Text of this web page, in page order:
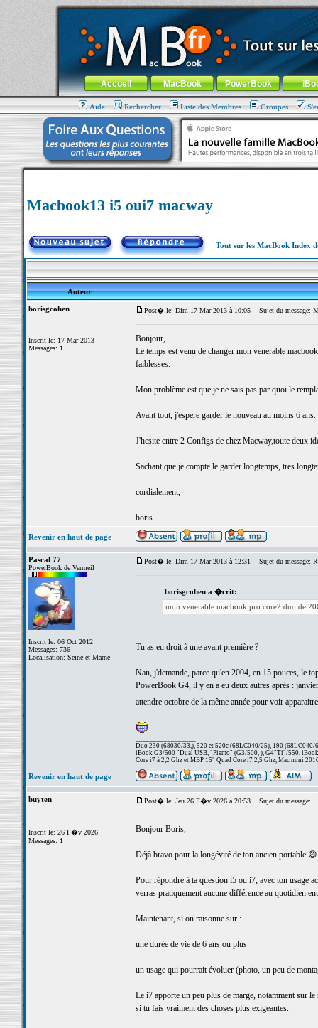
MacBook-fr.com : 100% Apple... 100% nomade !
Aller au contenu-Aller au menu général-Aller au menu de
Menu général
Accueil MacBook PowerBook
Aide Rechercher Liste des Membres Groupes
Macbook13 i5 oui7 macway
Tout sur les MacBook Index
Auteur
borisgcohen
Inscrit le: 17 Mar 2013
Messages: 1
Post� le: Dim 17 Mar 2013 à 10:05 Sujet du message:
Bonjour,
Le temps est venu de changer mon venerable
faiblesses.
Mon problème est que je ne sais pas par quoi le
Avant tout, j'espere garder le nouveau au moins 6
J'hesite entre 2 Configs de chez Macway,toute deux
Sachant que je compte le garder longtemps, tres
cordialement,
boris
Revenir en haut de page
Pascal 77
PowerBook de Vermeil
Inscrit le: 06 Oct 2012
Messages: 736
Localisation: Seine et Marne
Post� le: Dim 17 Mar 2013 à 12:31 Sujet du message:
borisgcohen a �crit:
mon venerable macbook pro core2 duo de
Tu as eu droit à une avant première ?
Nan, j'demande, parce qu'en 2004, en 15 pouces, le
PowerBook G4, il y en a eu deux autres après :
attendre octobre de la même année pour voir
Duo 230 (68030/33,), 520 et 520c (68LC040/25), 190 (68LC040/
iBook G3/500 "Dual USB, "Pismo" (G3/500, ), G4"Ti"/550,
Core i7 à 2,2 Ghz et MBP 15" Quad Core i7 2,5 Ghz, Mac mini
Revenir en haut de page
buyten
Inscrit le: 26 F�v 2026
Messages: 1
Post� le: Jeu 26 F�v 2026 à 20:53 Sujet du message:
Bonjour Boris,
Déjà bravo pour la longévité de ton ancien portable
Pour répondre à ta question i5 ou i7, avec ton usage
verras pratiquement aucune différence au quotidien
Maintenant, si on raisonne sur :
une durée de vie de 6 ans ou plus
un usage qui pourrait évoluer (photo, un peu de
Le i7 apporte un peu plus de marge, notamment sur
si tu fais vraiment des choses plus exigeantes.